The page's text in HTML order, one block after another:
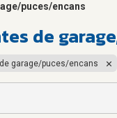
puces/encans
de
garage/puces/encans